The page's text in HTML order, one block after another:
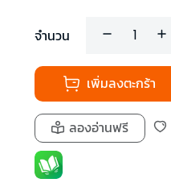
จำนวน
เพิ่มลงตะกร้า
ลองอ่านฟรี